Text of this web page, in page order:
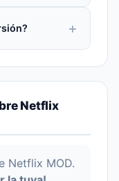
Netflix
Netflix MOD.